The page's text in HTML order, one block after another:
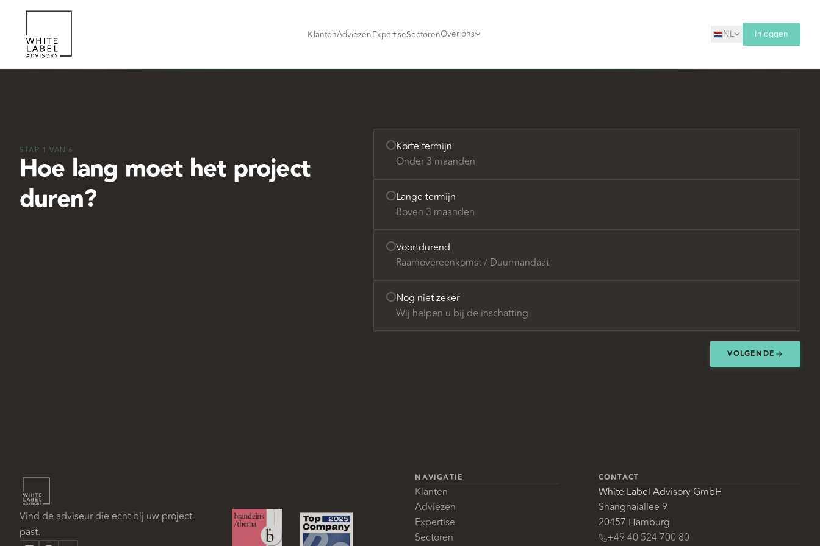
KlantenAdviezenExpertiseSectorenOver ons NL Inloggen
STAP 1 VAN 6
Hoe lang moet het project
duren?
Korte termijn
Onder 3 maanden
Lange termijn
Boven 3 maanden
Voortdurend
Raamovereenkomst / Duurmandaat
Nog niet zeker
Wij helpen u bij de inschatting
VOLGENDE
Vind de adviseur die echt bij uw project
past.
NAVIGATIE
Klanten
Adviezen
Expertise
Sectoren
CONTACT
White Label Advisory GmbH
Shanghaiallee 9
20457 Hamburg
+49 40 524 700 80